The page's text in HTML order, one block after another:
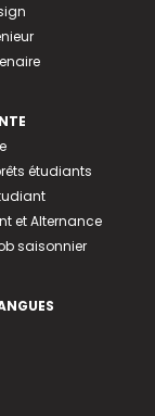
étudiants
et Alternance
saisonnier